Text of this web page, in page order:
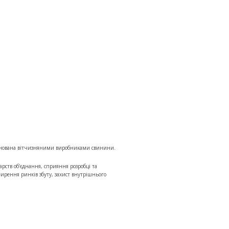
вітчизняними виробниками свинини.
об’єднання, сприяння розробці та
ринків збуту, захист внутрішнього